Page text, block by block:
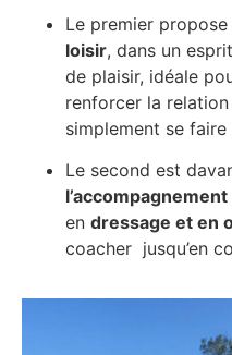
Le premier propose
loisir, dans un
de plaisir, idéale
renforcer la
simplement se
Le second est
en dressage et en
coacher jusqu’en